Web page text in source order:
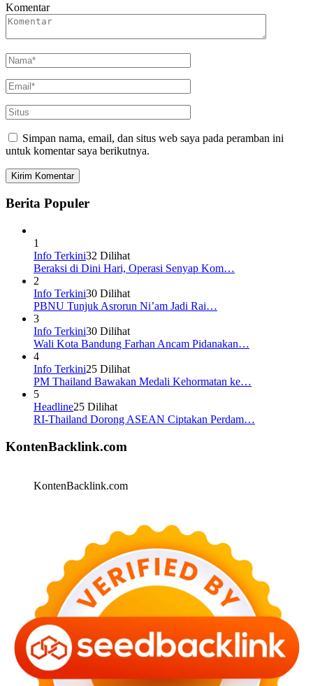
Komentar
Simpan nama, email, dan situs web saya pada peramban ini
untuk komentar saya berikutnya.
Berita Populer
1
Info Terkini32 Dilihat
Beraksi di Dini Hari, Operasi Senyap Kom…
2
Info Terkini30 Dilihat
PBNU Tunjuk Asrorun Ni’am Jadi Rai…
3
Info Terkini30 Dilihat
Wali Kota Bandung Farhan Ancam Pidanakan…
4
Info Terkini25 Dilihat
PM Thailand Bawakan Medali Kehormatan ke…
5
Headline25 Dilihat
RI-Thailand Dorong ASEAN Ciptakan Perdam…
KontenBacklink.com
KontenBacklink.com